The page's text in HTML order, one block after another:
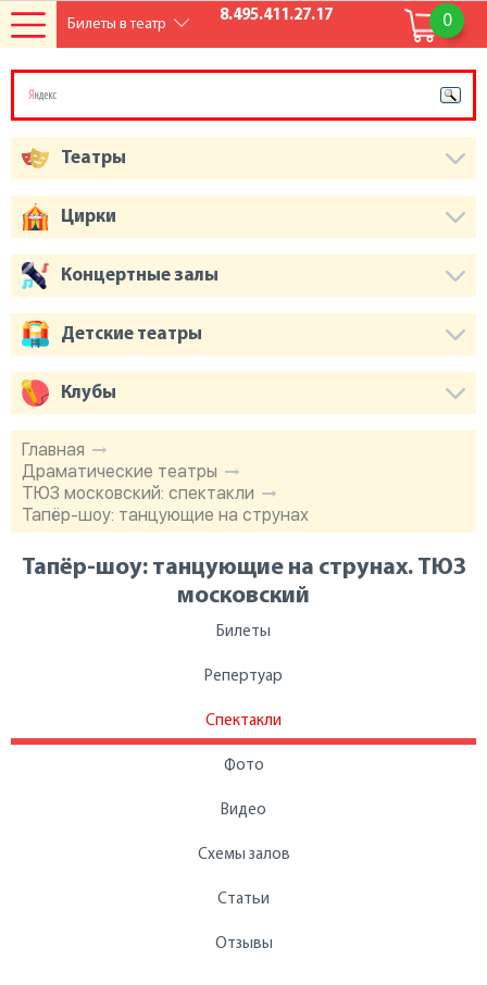
0
8.495.411.27.17
Главная
Драматические театры
ТЮЗ московский: спектакли
Тапёр-шоу: танцующие на струнах
Тапёр-шоу: танцующие на струнах. ТЮЗ
московский
Билеты
Репертуар
Спектакли
Фото
Видео
Схемы залов
Статьи
Отзывы
Театры
Цирки
Концертные залы
Детские театры
Клубы
Билеты в театр